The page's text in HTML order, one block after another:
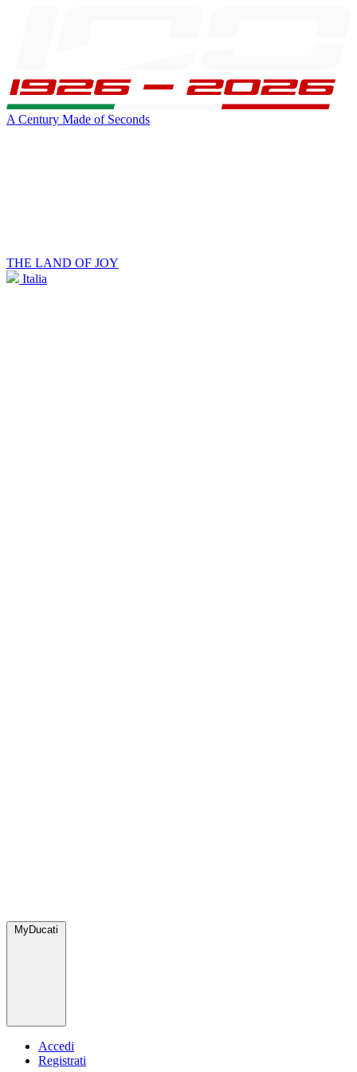
A Century Made of Seconds
THE LAND OF JOY
Italia
MyDucati
Accedi
Registrati